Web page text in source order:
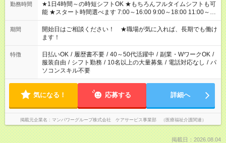
勤務時間
★1日4時間～の時短シフトOK ★もちろんフルタイムシフトも可
能 ★スタート時間選べます 7:00～16:00 9:00～18:00 11:00～
20:00 など 残業なし！ ※Wワークの場合、他のお仕事と合わせ
週40時間超の就業はご案内できません ※法令に基づき、週20時
間以上勤務は社会保険への加入対象となります ※労働者派遣法
（日雇い派遣の原則禁止）により、短時間・短期間の就業はご
案内が難しい場合があります
期間
開始日はご相談ください！ ★職場が気に入れば、長期でも働け
ます！
特徴 日払いOK / 履歴書不要 / 40～50代活躍中 / 副業・WワークOK /
服装自由 / シフト勤務 / 10名以上の大量募集 / 電話対応なし / パ
ソコンスキル不要
気になる！ 応募する 詳細へ
掲載元企業名 マンパワーグループ株式会社 ケアサービス事業部 （医療福祉介護関連）
掲載日：2026.08.04